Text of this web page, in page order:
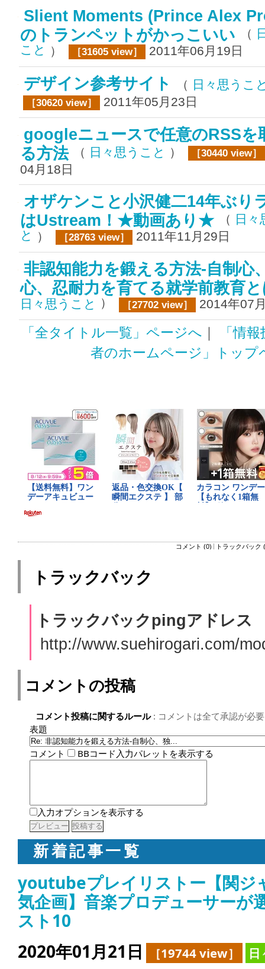
Slient Moments (Prince Alex
のトランペットがかっこいい （
こと ） ［31605 view］ 2011年06月19日
デザイン参考サイト （ 日々思うこ
［30620 view］ 2011年05月23日
googleニュースで任意のRSSを
る方法 （ 日々思うこと ） ［30440 view］
04月18日
オザケンこと小沢健二14年ぶり
はUstream！★動画あり★ （ 日々
と ） ［28763 view］ 2011年11月29日
非認知能力を鍛える方法‐自制心
心、忍耐力を育てる就学前教育
日々思うこと ） ［27702 view］ 2014年07
「全タイトル一覧」ページへ ｜
「情
者のホームページ」トップ
コメント (0) トラックバック
トラックバック
トラックバックpingアドレス
http://www.suehirogari.com/
コメントの投稿
コメント投稿に関するルール: コメントは全て承認が必要
表題
コメント BBコード入力パレットを表示する
入力オプションを表示する
新着記事一覧
youtubeプレイリストー【関ジ
気企画】音楽プロデューサーが
スト10
2020年01月21日
［19744 view］ 日